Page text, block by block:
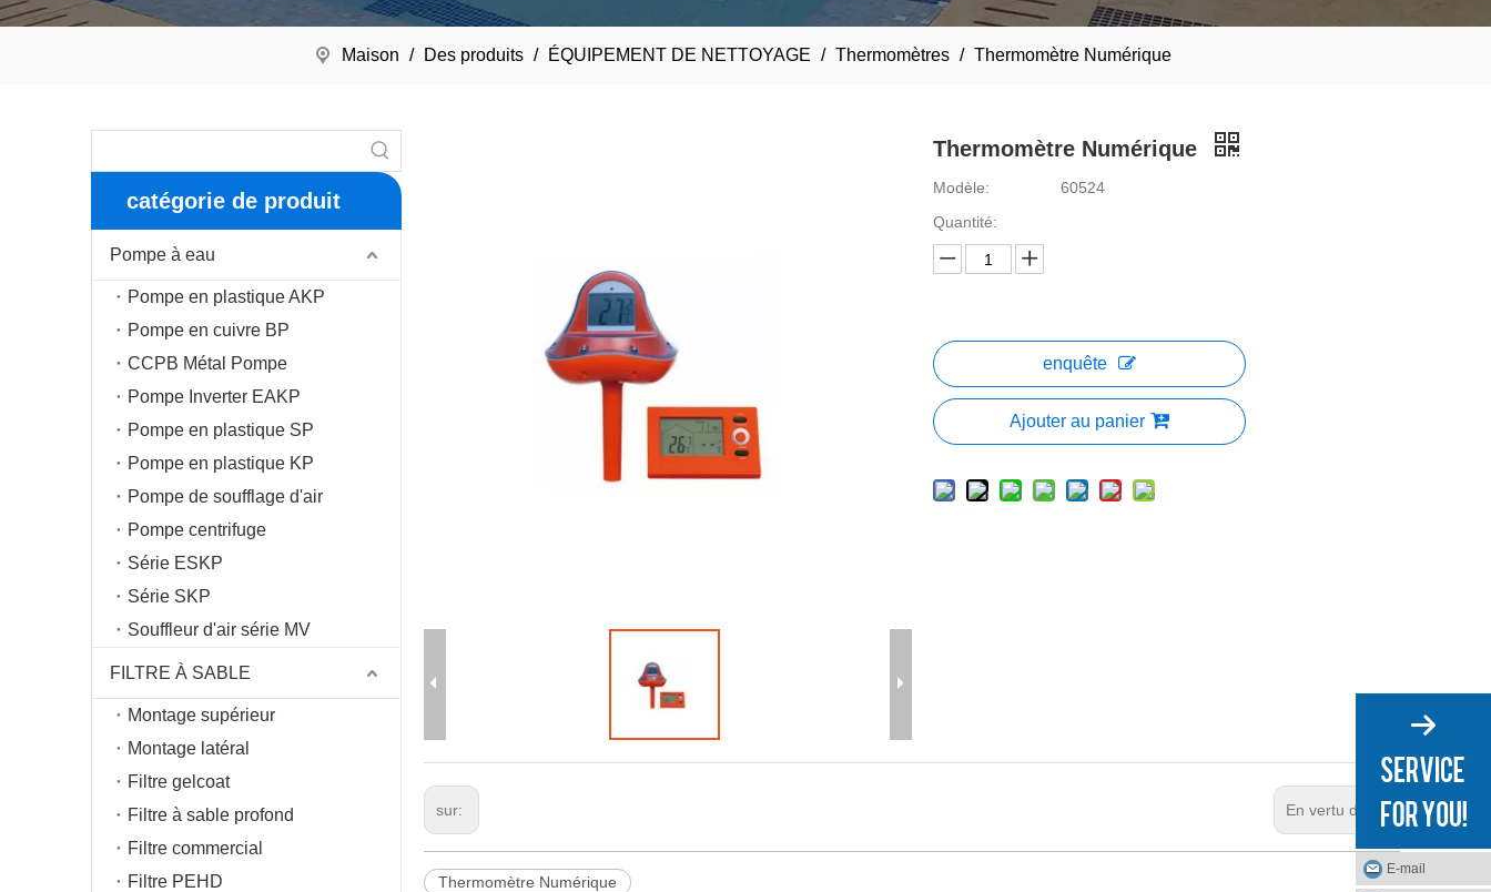
Maison / Des produits / ÉQUIPEMENT DE NETTOYAGE / Thermomètres / Thermomètre Numérique
catégorie de produit
Pompe à eau
Pompe en plastique AKP
Pompe en cuivre BP
CCPB Métal Pompe
Pompe Inverter EAKP
Pompe en plastique SP
Pompe en plastique KP
Pompe de soufflage d'air
Pompe centrifuge
Série ESKP
Série SKP
Souffleur d'air série MV
FILTRE À SABLE
Montage supérieur
Montage latéral
Filtre gelcoat
Filtre à sable profond
Filtre commercial
Filtre PEHD
Thermomètre Numérique
Modèle:
60524
Quantité:
enquête
Ajouter au panier
sur: En vertu d'un:
Thermomètre Numérique
E-mail